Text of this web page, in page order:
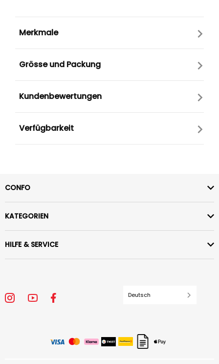
Merkmale
Grösse und Packung
Kundenbewertungen
Verfügbarkeit
CONFO
KATEGORIEN
HILFE & SERVICE
Deutsch